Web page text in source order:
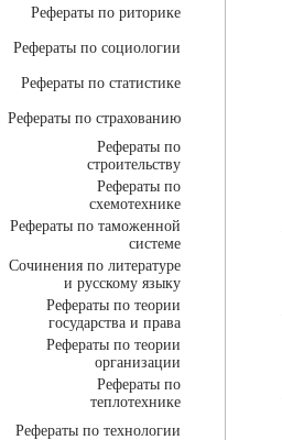
Рефераты по риторике
Рефераты по социологии
Рефераты по статистике
Рефераты по страхованию
Рефераты по
строительству
Рефераты по
схемотехнике
Рефераты по таможенной
системе
Сочинения по литературе
и русскому языку
Рефераты по теории
государства и права
Рефераты по теории
организации
Рефераты по
теплотехнике
Рефераты по технологии